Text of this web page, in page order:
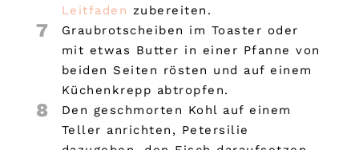
Leitfaden zubereiten.
7
Graubrotscheiben im Toaster oder
mit etwas Butter in einer Pfanne von
beiden Seiten rösten und auf einem
Küchenkrepp abtropfen.
8
Den geschmorten Kohl auf einem
Teller anrichten, Petersilie